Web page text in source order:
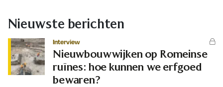
Nieuwste berichten
Interview
Nieuwbouwwijken op Romeinse
ruïnes: hoe kunnen we erfgoed
bewaren?